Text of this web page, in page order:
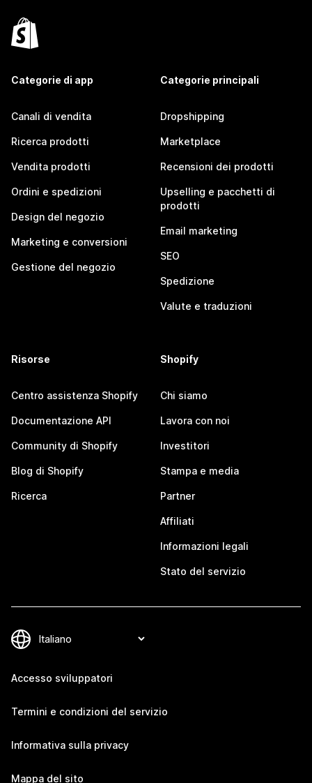
Categorie di app
Canali di vendita
Ricerca prodotti
Vendita prodotti
Ordini e spedizioni
Design del negozio
Marketing e conversioni
Gestione del negozio
Categorie principali
Dropshipping
Marketplace
Recensioni dei prodotti
Upselling e pacchetti di
prodotti
Email marketing
SEO
Spedizione
Valute e traduzioni
Risorse
Centro assistenza Shopify
Documentazione API
Community di Shopify
Blog di Shopify
Ricerca
Shopify
Chi siamo
Lavora con noi
Investitori
Stampa e media
Partner
Affiliati
Informazioni legali
Stato del servizio
Accesso sviluppatori
Termini e condizioni del servizio
Informativa sulla privacy
Mappa del sito